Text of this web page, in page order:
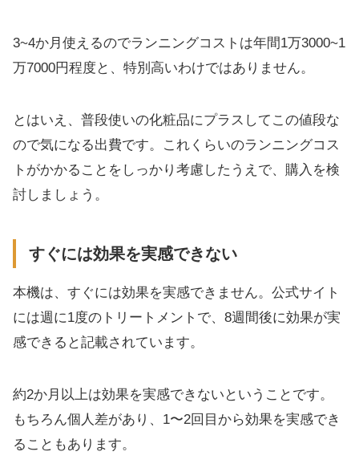
3~4か月使えるのでランニングコストは年間1万3000~1
万7000円程度と、特別高いわけではありません。
とはいえ、普段使いの化粧品にプラスしてこの値段な
ので気になる出費です。これくらいのランニングコス
トがかかることをしっかり考慮したうえで、購入を検
討しましょう。
すぐには効果を実感できない
本機は、すぐには効果を実感できません。公式サイト
には週に1度のトリートメントで、8週間後に効果が実
感できると記載されています。
約2か月以上は効果を実感できないということです。
もちろん個人差があり、1〜2回目から効果を実感でき
ることもあります。